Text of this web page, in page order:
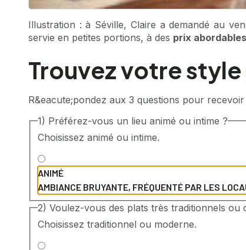
Illustration : à Séville, Claire a demandé au
servie en petites portions, à des prix abordables
Trouvez votre
R&eacute;pondez aux 3 questions pour
1) Préférez-vous un lieu animé ou intime ?
Choisissez animé ou intime.
ANIMÉ
AMBIANCE BRUYANTE, FRÉQUENTÉ PAR LES
2) Voulez-vous des plats très traditionnels ou
Choisissez traditionnel ou moderne.